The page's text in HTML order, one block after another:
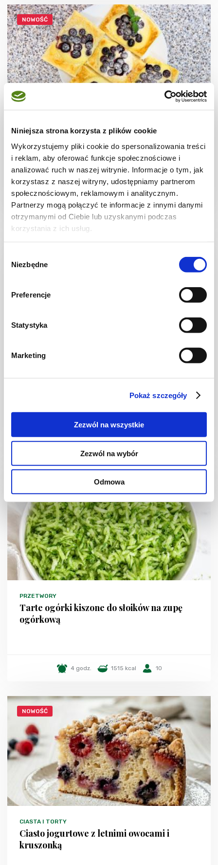
Niniejsza strona korzysta z plików cookie
Wykorzystujemy pliki cookie do spersonalizowania treści
i reklam, aby oferować funkcje społecznościowe i
analizować ruch w naszej witrynie. Informacje o tym, jak
korzystasz z naszej witryny, udostępniamy partnerom
społecznościowym, reklamowym i analitycznym.
Partnerzy mogą połączyć te informacje z innymi danymi
otrzymanymi od Ciebie lub uzyskanymi podczas
korzystania z ich usług.
zgody
Niezbędne
Preferencje
Statystyka
Marketing
Pokaż szczegóły
Zezwól na wszystkie
Zezwól na wybór
Odmowa
NOWOŚĆ
CIASTECZKA
Ciastka francuskie z borówkami + film
30 min. 1531 kcal 8
Ciasto warstwowe z kremem i malinową
1 dzień 4954 kcal 20
PRZETWORY
Tarte ogórki kiszone do słoików na zupę
ogórkową
4 godz. 1515 kcal 10
NOWOŚĆ
CIASTA I TORTY
Ciasto jogurtowe z letnimi owocami i
kruszonką